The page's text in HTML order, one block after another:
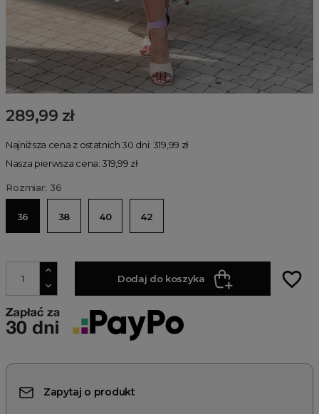
289,99 zł
Najniższa cena z ostatnich 30 dni: 319,99 zł
Nasza pierwsza cena: 319,99 zł
Rozmiar: 36
36 38 40 42
Dodaj do koszyka favorite_border
Zapytaj o produkt